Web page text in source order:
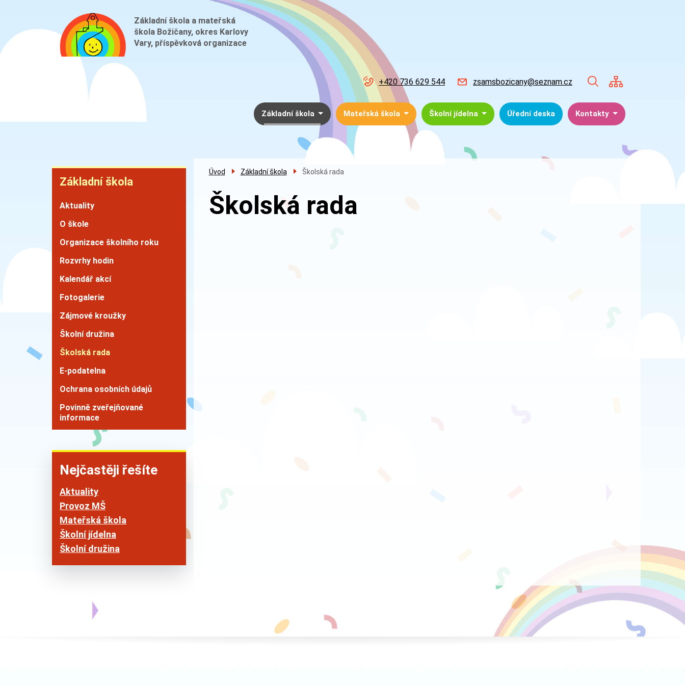
hlavnímu
obsahu
Základní škola a mateřská
škola Božičany, okres Karlovy
Vary, příspěvková organizace
+420 736 629 544 zsamsbozicany@seznam.cz
Menu
navigace
Základní škola Mateřská škola Školní jídelna Úřední deska Kontakty
Základní
škola
Základní škola
Aktuality
O škole
Organizace školního roku
Rozvrhy hodin
Kalendář akcí
Fotogalerie
Zájmové kroužky
Školní družina
Školská rada
E-podatelna
Ochrana osobních údajů
Povinně zveřejňované
informace
Nejčastěji řešíte
Aktuality
Provoz MŠ
Mateřská škola
Školní jídelna
Školní družina
Úvod Základní škola Školská rada
Školská rada